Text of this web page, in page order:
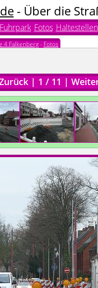
- Über die
Fuhrpark Fotos Haltestellen
4 Falkenberg- Fotos
| 1 / 11 |